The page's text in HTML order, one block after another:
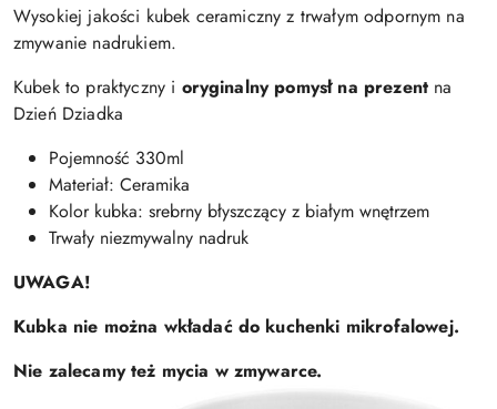
Wysokiej jakości kubek ceramiczny z trwałym odpornym na
zmywanie nadrukiem.
Kubek to praktyczny i oryginalny pomysł na prezent na
Dzień Dziadka
Pojemność 330ml
Materiał: Ceramika
Kolor kubka: srebrny błyszczący z białym wnętrzem
Trwały niezmywalny nadruk
UWAGA!
Kubka nie można wkładać do kuchenki mikrofalowej.
Nie zalecamy też mycia w zmywarce.